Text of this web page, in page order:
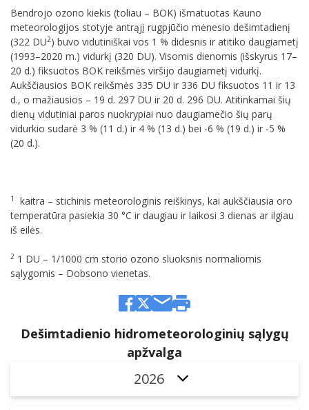
Dešimtadienio hidrometeorologinių sąlygų
apžvalga
2026
Bendrojo ozono kiekis (toliau – BOK) išmatuotas Kauno
meteorologijos stotyje antrąjį rugpjūčio mėnesio dešimtadienį
(322 DU2) buvo vidutiniškai vos 1 % didesnis ir atitiko daugiametį
(1993–2020 m.) vidurkį (320 DU). Visomis dienomis (išskyrus 17–
20 d.) fiksuotos BOK reikšmės viršijo daugiametį vidurkį.
Aukščiausios BOK reikšmės 335 DU ir 336 DU fiksuotos 11 ir 13
d., o mažiausios – 19 d. 297 DU ir 20 d. 296 DU. Atitinkamai šių
dienų vidutiniai paros nuokrypiai nuo daugiamečio šių parų
vidurkio sudarė 3 % (11 d.) ir 4 % (13 d.) bei -6 % (19 d.) ir -5 %
(20 d.).
1
kaitra –­ stichinis meteorologinis reiškinys, kai aukščiausia oro
temperatūra pasiekia 30 °C ir daugiau ir laikosi 3 dienas ar ilgiau
iš eilės.
2 1 DU – 1/1000 cm storio ozono sluoksnis normaliomis
sąlygomis – Dobsono vienetas.